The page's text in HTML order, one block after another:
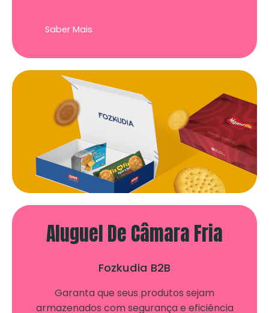
Saber Mais
Aluguel De Câmara Fria
Fozkudia B2B
Garanta que seus produtos sejam
armazenados com segurança e eficiência